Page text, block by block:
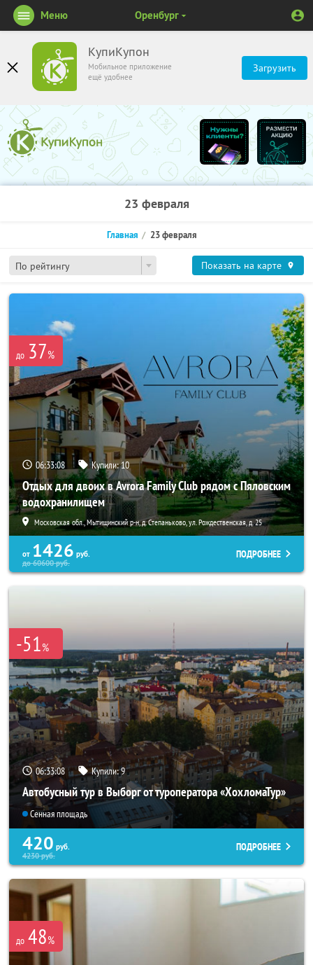
КупиКупон
Мобильное приложение
ещё удобнее
Загрузить
Меню Оренбург
23 февраля
По рейтингу
Главная 23 февраля
Показать на карте
до 37%
06:33:07 Купили:10
Отдых для двоих в Avrora Family Club рядом с Пяловским
водохранилищем
Московская обл., Мытищинский р-н, д. Степаньково, ул. Рождественская, д. 25
от 1426 руб.
до60600руб.
ПОДРОБНЕЕ
-51%
06:33:07 Купили:9
Автобусный тур в Выборг от туроператора «ХохломаТур»
Сенная площадь
420 руб.
4230руб.
ПОДРОБНЕЕ
до 48%